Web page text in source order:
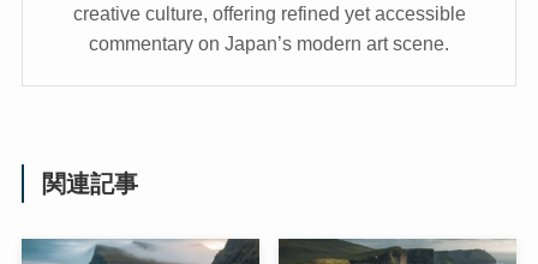
creative culture, offering refined yet accessible
commentary on Japan’s modern art scene.
関連記事